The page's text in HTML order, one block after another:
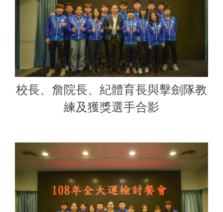
校長、詹院長、紀體育長與擊劍隊教
練及獲獎選手合影